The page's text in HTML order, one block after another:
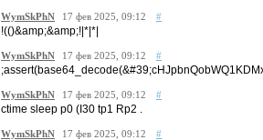
WymSkPhN 17 фев 2025, 09:12 #
!(()&amp;&amp;!|*|*|
WymSkPhN 17 фев 2025, 09:12 #
WymSkPhN 17 фев 2025, 09:12 #
ctime sleep p0 (I30 tp1 Rp2 .
WymSkPhN 17 фев 2025, 09:12 #